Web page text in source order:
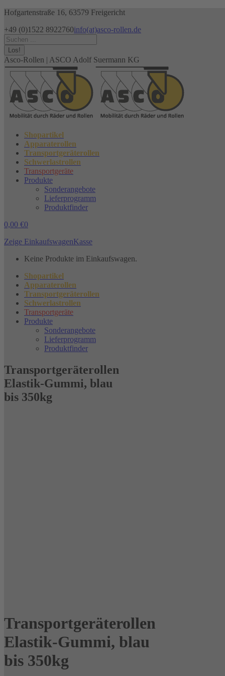
Zum
springen
Hofgartenstraße 16, 63579 Freigericht
+49 (0)1522 8922760info(at)asco-rollen.de
Facebook
page
opens
in
new
window
Instagram
page
opens
in
new
window
X
page
opens
in
new
window
Search:
Asco-Rollen | ASCO Adolf Suermann KG
Shopartikel
Apparaterollen
Transportgeräterollen
Schwerlastrollen
Transportgeräte
Produkte
Sonderangebote
Lieferprogramm
Produktfinder
0,00 €0
Zeige EinkaufswagenKasse
Keine Produkte im Einkaufswagen.
Shopartikel
Apparaterollen
Transportgeräterollen
Schwerlastrollen
Transportgeräte
Produkte
Sonderangebote
Lieferprogramm
Produktfinder
Transportgeräterollen
Elastik-Gummi, blau
bis 350kg
Transportgeräterollen
Elastik-Gummi, blau
bis 350kg